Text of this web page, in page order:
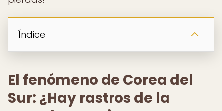
Índice
El fenómeno de Corea del
Sur: ¿Hay rastros de la